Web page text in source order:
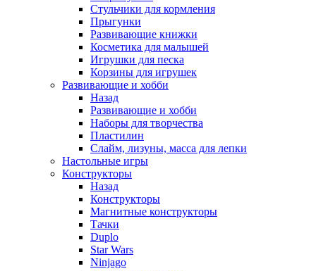
Стульчики для кормления
Прыгунки
Развивающие книжки
Косметика для малышей
Игрушки для песка
Корзины для игрушек
Развивающие и хобби
Назад
Развивающие и хобби
Наборы для творчества
Пластилин
Слайм, лизуны, масса для лепки
Настольные игры
Конструкторы
Назад
Конструкторы
Магнитные конструкторы
Тачки
Duplo
Star Wars
Ninjago